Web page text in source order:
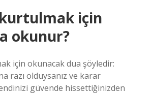
için
okunur?
için okunacak dua şöyledir:
razı olduysanız ve karar
güvende hissettiğinizden